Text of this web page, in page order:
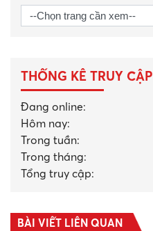
THỐNG KÊ TRUY CẬP
Đang online:
Hôm nay:
Trong tuần:
Trong tháng:
Tổng truy cập:
BÀI VIẾT LIÊN QUAN